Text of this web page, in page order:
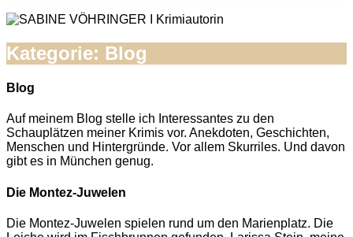
Kategorie: Blog
Blog
Auf meinem Blog stelle ich Interessantes zu den
Schauplätzen meiner Krimis vor. Anekdoten, Geschichten,
Menschen und Hintergründe. Vor allem Skurriles. Und davon
gibt es in München genug.
Die Montez-Juwelen
Die Montez-Juwelen spielen rund um den Marienplatz. Die